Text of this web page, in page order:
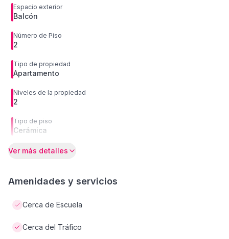
Espacio exterior
Balcón
Número de Piso
2
Tipo de propiedad
Apartamento
Niveles de la propiedad
2
Tipo de piso
Cerámica
Ver más detalles
Amenidades y servicios
Cerca de Escuela
Cerca del Tráfico